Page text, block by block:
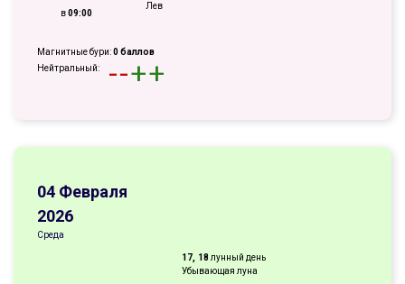
в09:00
Лев
Магнитные бури:0 баллов
Нейтральный:
--++
04 Февраля
2026
Среда
17, 18лунный день
Убывающая луна